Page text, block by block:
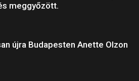
meggyőzött.
újra Budapesten Anette Olzon